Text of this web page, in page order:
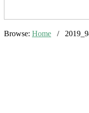
Browse: Home /